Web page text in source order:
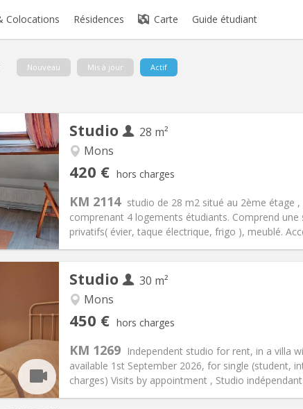
Colocations Résidences Carte Guide étudiant
Nouveau Mis à jour Actif
Studio
28 m²
Mons
420 € hors charges
KM 2114 studio de 28 m2 situé au 2ème étage
comprenant 4 logements étudiants. Comprend
privatifs( évier, taque électrique, frigo ), meublé.
Aménagement
Salle de bain:Privée
Superficie:28 m2
Studio
30 m²
Mons
450 € hors charges
KM 1269 Independent studio for rent, in a villa
available 1st September 2026, for single (student,
charges) Visits by appointment , Studio indépendant
mois, 5-6
d'été, au
Aménagement
Salle de bain:Privée
Superficie:30 m2